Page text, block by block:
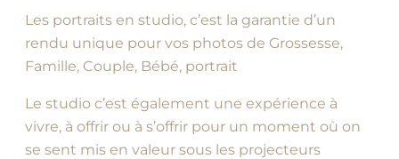
Les portraits en studio, c’est la garantie d’un
rendu unique pour vos photos de Grossesse,
Famille, Couple, Bébé, portrait
Le studio c’est également une expérience à
vivre, à offrir ou à s’offrir pour un moment où on
se sent mis en valeur sous les projecteurs